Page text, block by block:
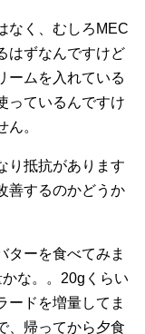
なく、むしろMEC
はずなんですけど
ームを入れている
っているんですけ
。
り抵抗があります
善するのかどうか
ターを食べてみま
な。。20gくらい
ードを増量してま
、帰ってから夕食